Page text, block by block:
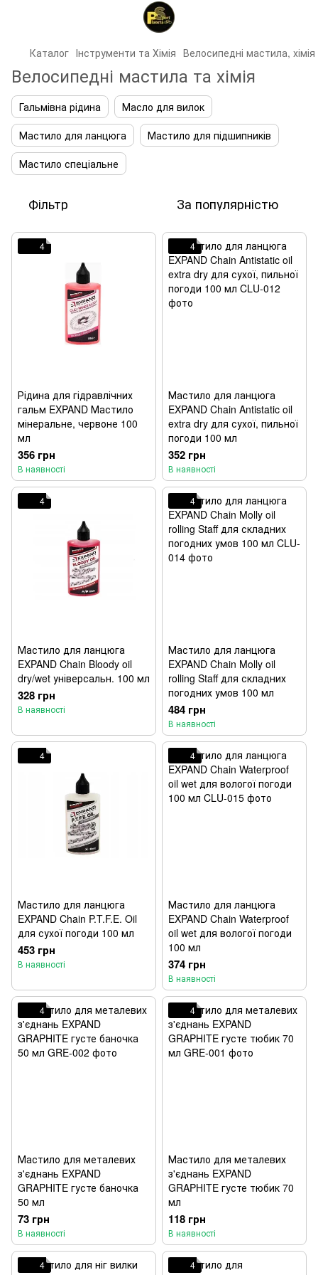
Каталог Інструменти та Хімія Велосипедні мастила, хімія
Велосипедні мастила та хімія
Гальмівна рідина
Масло для вилок
Мастило для ланцюга
Мастило для підшипників
Мастило спеціальне
Фільтр За популярністю
4
Рідина для гідравлічних
гальм EXPAND Мастило
мінеральне, червоне 100
мл
356 грн
В наявності
4
Мастило для ланцюга
EXPAND Chain Antistatic oil
extra dry для сухої, пильної
погоди 100 мл
352 грн
В наявності
4
Мастило для ланцюга
EXPAND Chain Bloody oil
dry/wet універсальн. 100 мл
328 грн
В наявності
4
Мастило для ланцюга
EXPAND Chain Molly oil
rolling Staff для складних
погодних умов 100 мл
484 грн
В наявності
4
Мастило для ланцюга
EXPAND Chain P.T.F.E. Oil
для сухої погоди 100 мл
453 грн
В наявності
4
Мастило для ланцюга
EXPAND Chain Waterproof
oil wet для вологої погоди
100 мл
374 грн
В наявності
4
Мастило для металевих
з'єднань EXPAND
GRAPHITE густе баночка
50 мл
73 грн
В наявності
4
Мастило для металевих
з'єднань EXPAND
GRAPHITE густе тюбик 70
мл
118 грн
В наявності
4 4